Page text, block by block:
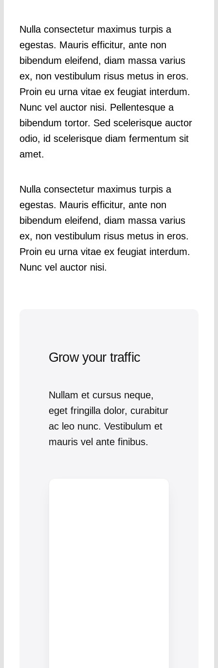
Nulla consectetur maximus turpis a
egestas. Mauris efficitur, ante non
bibendum eleifend, diam massa varius
ex, non vestibulum risus metus in eros.
Proin eu urna vitae ex feugiat interdum.
Nunc vel auctor nisi. Pellentesque a
bibendum tortor. Sed scelerisque auctor
odio, id scelerisque diam fermentum sit
amet.
Nulla consectetur maximus turpis a
egestas. Mauris efficitur, ante non
bibendum eleifend, diam massa varius
ex, non vestibulum risus metus in eros.
Proin eu urna vitae ex feugiat interdum.
Nunc vel auctor nisi.
Grow your traffic
Nullam et cursus neque,
eget fringilla dolor, curabitur
ac leo nunc. Vestibulum et
mauris vel ante finibus.